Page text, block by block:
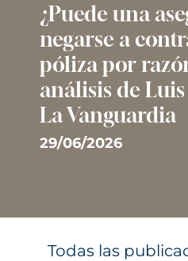
¿Puede una
negarse a
póliza por
análisis de
La Vanguardia
29/06/2026
Todas las